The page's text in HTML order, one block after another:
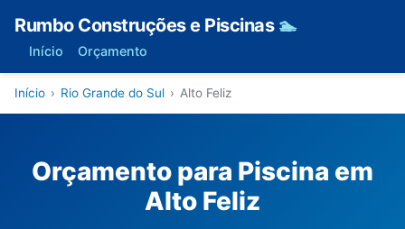
Rumbo Construções e Piscinas 🏊
Início Orçamento
Início › Rio Grande do Sul › Alto Feliz
Orçamento para Piscina em
Alto Feliz